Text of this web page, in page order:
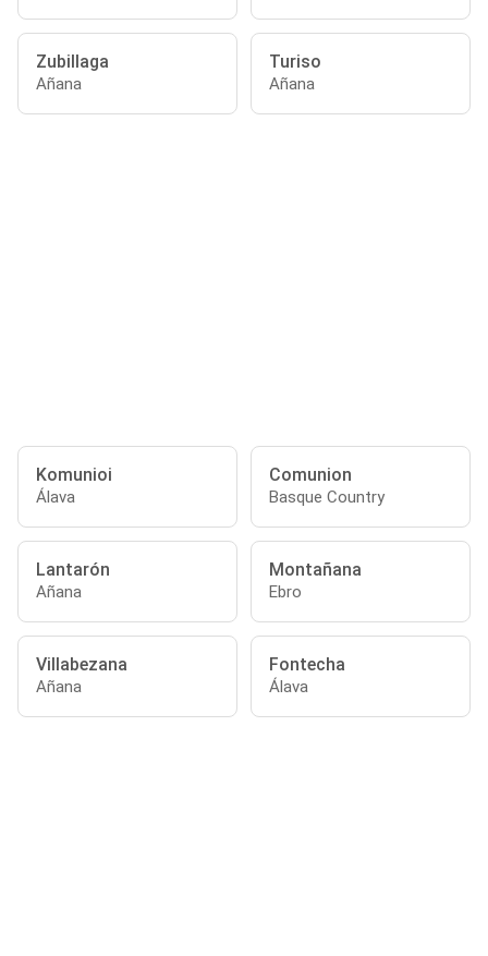
Zubillaga
Añana
Turiso
Añana
Komunioi
Álava
Comunion
Basque Country
Lantarón
Añana
Montañana
Ebro
Villabezana
Añana
Fontecha
Álava